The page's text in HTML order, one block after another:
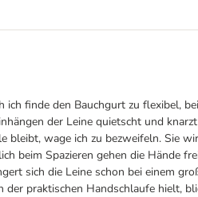
finde den Bauchgurt zu flexibel,
der Leine quietscht und
wage ich zu bezweifeln. Sie
beim Spazieren gehen die Hände
sich die Leine schon bei einem
praktischen Handschlaufe hielt,